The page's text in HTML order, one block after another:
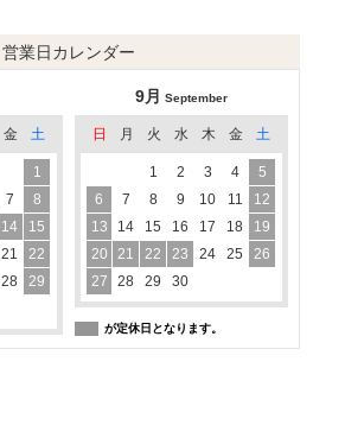
営業日カレンダー
金 土
1
7
8
14
15
21
22
28
29
9月 September
日 月 火 水 木 金 土
1 2 3 4
5
6
7 8 9 10 11
12
13
14 15 16 17 18
19
20
21 22 23 24 25
26
27
28 29 30
が定休日となります。